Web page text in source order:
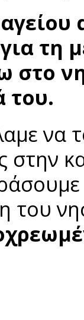
τη
στο
του.
να
στην
του